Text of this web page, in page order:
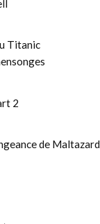
Titanic
2
de Maltazard